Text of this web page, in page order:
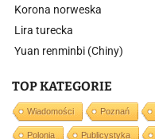
Korona norweska
Lira turecka
Yuan renminbi (Chiny)
TOP KATEGORIE
Wiadomości Poznań
Polonia Publicystyka